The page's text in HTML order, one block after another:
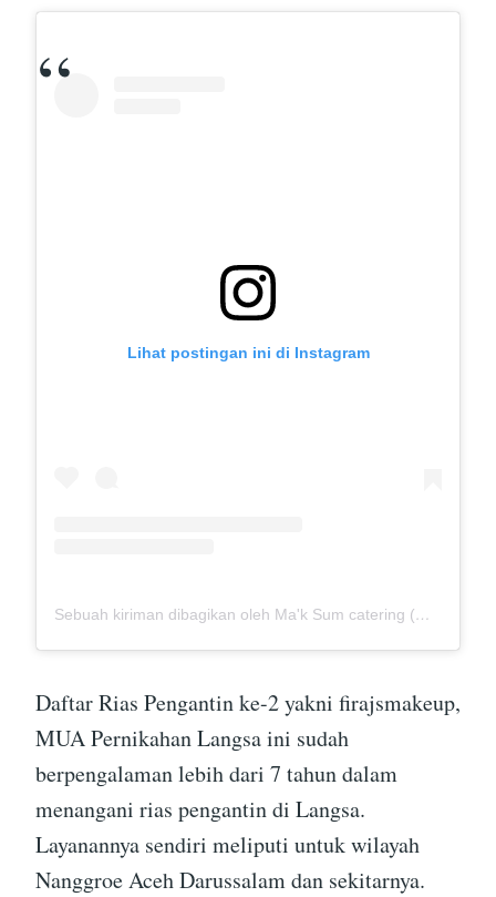
Lihat postingan ini di Instagram
Sebuah kiriman dibagikan oleh Ma'k Sum catering (@mak_sumcatering)
Daftar Rias Pengantin ke-2 yakni firajsmakeup,
MUA Pernikahan Langsa ini sudah
berpengalaman lebih dari 7 tahun dalam
menangani rias pengantin di Langsa.
Layanannya sendiri meliputi untuk wilayah
Nanggroe Aceh Darussalam dan sekitarnya.